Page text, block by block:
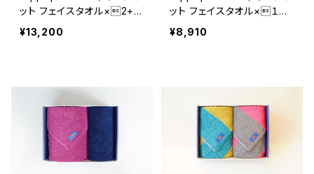
ット フェイスタオル×2+ウ
ォッシュタオル×1+チーフタ
オル×1
¥13,200
ット フェイスタオル×１
+ウォッシュタオル×１チーフ
タオル×１
¥8,910